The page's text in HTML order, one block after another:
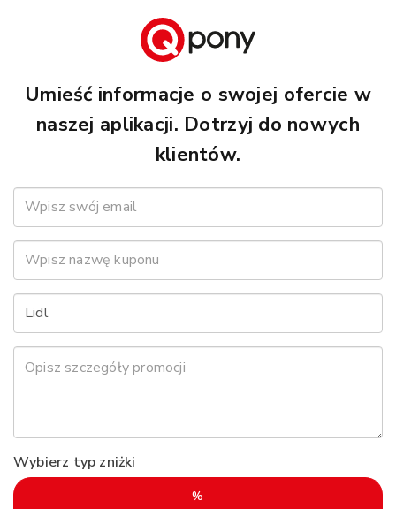
Umieść informacje o swojej ofercie w
naszej aplikacji. Dotrzyj do nowych
klientów.
Wybierz typ zniżki
%